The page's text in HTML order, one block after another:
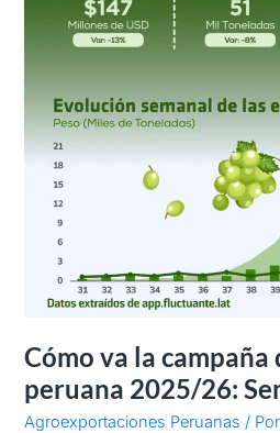
Cómo va la campaña
peruana 2025/26:
Agroexportaciones Peruanas / Por
2025/26:
Semanas